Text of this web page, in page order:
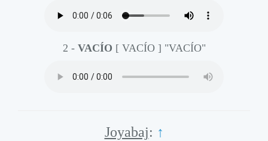
2 - VACÍO [ VACÍO ] "VACÍO"
Joyabaj: ↑